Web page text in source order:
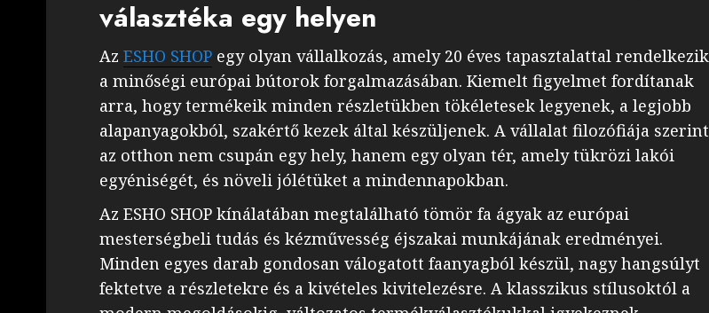
választéka egy helyen
Az ESHO SHOP egy olyan vállalkozás, amely 20 éves tapasztalattal rendelkezik
a minőségi európai bútorok forgalmazásában. Kiemelt figyelmet fordítanak
arra, hogy termékeik minden részletükben tökéletesek legyenek, a legjobb
alapanyagokból, szakértő kezek által készüljenek. A vállalat filozófiája szerint
az otthon nem csupán egy hely, hanem egy olyan tér, amely tükrözi lakói
egyéniségét, és növeli jólétüket a mindennapokban.
Az ESHO SHOP kínálatában megtalálható tömör fa ágyak az európai
mesterségbeli tudás és kézművesség éjszakai munkájának eredményei.
Minden egyes darab gondosan válogatott faanyagból készül, nagy hangsúlyt
fektetve a részletekre és a kivételes kivitelezésre. A klasszikus stílusoktól a